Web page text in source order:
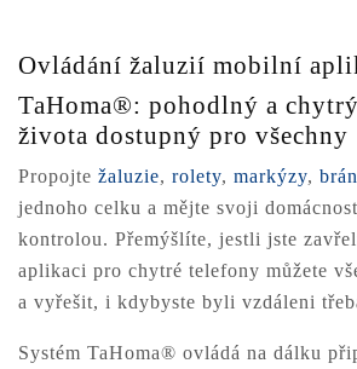
Ovládání žaluzií mobilní
TaHoma®: pohodlný a
života dostupný pro všechny
Propojte žaluzie, rolety, markýzy,
jednoho celku a mějte svoji
kontrolou. Přemýšlíte, jestli jste
aplikaci pro chytré telefony můžete
a vyřešit, i kdybyste byli vzdáleni
Systém TaHoma® ovládá na dálku